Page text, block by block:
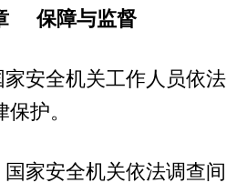
保障与监督
安全机关工作人员依法
护。
家安全机关依法调查间